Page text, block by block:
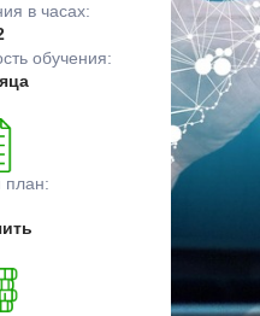
в часах:
обучения:
план: